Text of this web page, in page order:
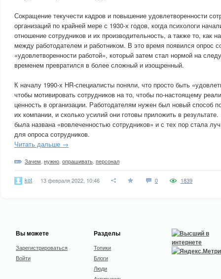
Сокращение текучести кадров и повышение удовлетворенности
организаций по крайней мере с 1930-х годов, когда психологи
отношение сотрудников и их производительность, а также то, как
между работодателем и работником. В это время появился опрос
«удовлетворенности работой», который затем стал нормой на
временем превратился в более сложный и изощренный.
К началу 1990-х HR-специалисты поняли, что просто быть
чтобы мотивировать сотрудников на то, чтобы по-настоящему
ценность в организации. Работодателям нужен был новый способ
их компании, и сколько усилий они готовы приложить в
была названа «вовлеченностью сотрудников» и с тех пор стала
для опроса сотрудников.
Читать дальше →
Зачем нужно опрашивать персонал
kot 13 февраля 2022, 10:46 0 1839
Вы можете
Зарегистрироваться
Войти
Разделы
Топики
Блоги
Люди